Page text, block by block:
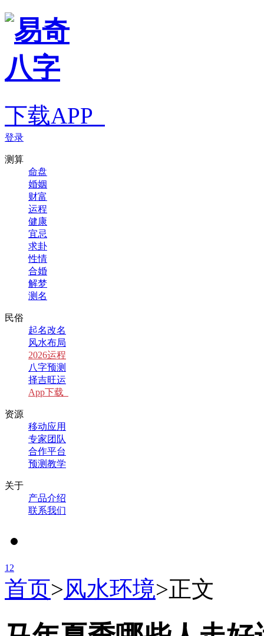
下载APP
登录
测算
命盘
婚姻
财富
运程
健康
宜忌
求卦
性情
合婚
解梦
测名
民俗
起名改名
风水布局
2026运程
八字预测
择吉旺运
App下载
资源
移动应用
专家团队
合作平台
预测教学
关于
产品介绍
联系我们
1 2
首页>风水环境>正文